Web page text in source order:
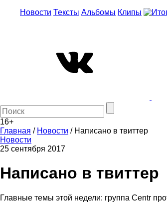
Новости Тексты Альбомы Клипы
16+
Главная / Новости / Написано в твиттер
Новости
25 сентября 2017
Написано в твиттер
Главные темы этой недели: группа Centr